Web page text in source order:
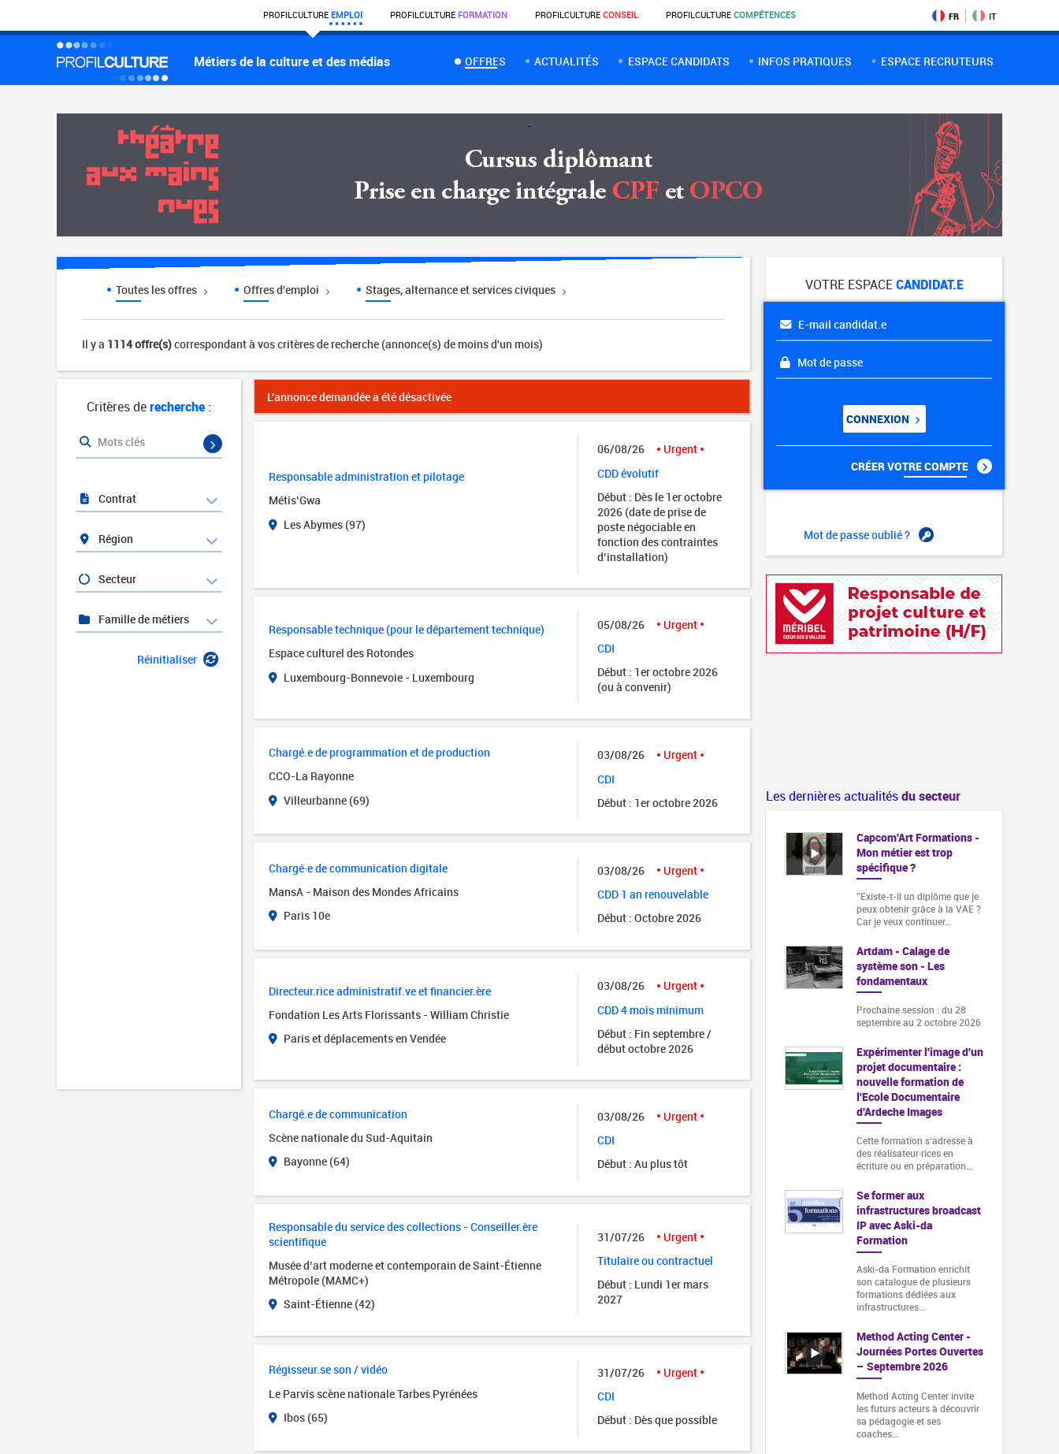
PROFILCULTURE EMPLOI PROFILCULTURE FORMATION PROFILCULTURE CONSEIL PROFILCULTURE COMPÉTENCES FR IT
Métiers de la culture et des médias OFFRES ACTUALITÉS ESPACE CANDIDATS INFOS PRATIQUES ESPACE RECRUTEURS
Toutes les offres Offres d'emploi Stages, alternance et services civiques
Il y a 1114 offre(s)correspondant à vos critères de recherche (annonce(s) de moins d'un mois)
L'annonce demandée a été désactivée
Responsable administration et pilotage
Métis’Gwa
Les Abymes (97)
06/08/26
Urgent
CDD évolutif
Début : Dès le 1er octobre
2026 (date de prise de
poste négociable en
fonction des contraintes
d’installation)
Responsable technique (pour le département technique)
Espace culturel des Rotondes
Luxembourg-Bonnevoie - Luxembourg
05/08/26
Urgent
CDI
Début : 1er octobre 2026
(ou à convenir)
Chargé.e de programmation et de production
CCO-La Rayonne
Villeurbanne (69)
03/08/26
Urgent
CDI
Début : 1er octobre 2026
Chargé·e de communication digitale
MansA - Maison des Mondes Africains
Paris 10e
03/08/26
Urgent
CDD 1 an renouvelable
Début : Octobre 2026
Directeur.rice administratif.ve et financier.ère
Fondation Les Arts Florissants - William Christie
Paris et déplacements en Vendée
03/08/26
Urgent
CDD 4 mois minimum
Début : Fin septembre /
début octobre 2026
Chargé.e de communication
Scène nationale du Sud-Aquitain
Bayonne (64)
03/08/26
Urgent
CDI
Début : Au plus tôt
Responsable du service des collections - Conseiller.ère
scientifique
Musée d’art moderne et contemporain de Saint-Étienne
Métropole (MAMC+)
Saint-Étienne (42)
31/07/26
Urgent
Titulaire ou contractuel
Début : Lundi 1er mars
2027
Régisseur.se son / vidéo
Le Parvis scène nationale Tarbes Pyrénées
Ibos (65)
31/07/26
Urgent
CDI
Début : Dès que possible
Critères derecherche:
Mots clés
Contrat
Région
Secteur
Famille de métiers
Réinitialiser
VOTRE ESPACECANDIDAT.E
E-mail candidat.e
Mot de passe
CONNEXION
CRÉER VOTRE COMPTE
Mot de passe oublié ?
Les dernières actualitésdu secteur
Capcom'Art Formations -
Mon métier est trop
spécifique ?
"Existe-t-il un diplôme que je
peux obtenir grâce à la VAE ?
Car je veux continuer…
Artdam - Calage de
système son - Les
fondamentaux
Prochaine session : du 28
septembre au 2 octobre 2026
Expérimenter l'image d'un
projet documentaire :
nouvelle formation de
l'Ecole Documentaire
d'Ardeche Images
Cette formation s‘adresse à
des réalisateur·rices en
écriture ou en préparation…
Se former aux
infrastructures broadcast
IP avec Aski-da
Formation
Aski-da Formation enrichit
son catalogue de plusieurs
formations dédiées aux
infrastructures…
Method Acting Center -
Journées Portes Ouvertes
– Septembre 2026
Method Acting Center invite
les futurs acteurs à découvrir
sa pédagogie et ses
coaches…